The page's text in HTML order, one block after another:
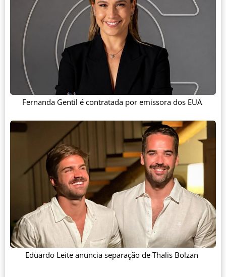
Fernanda Gentil é contratada por emissora dos EUA
Eduardo Leite anuncia separação de Thalis Bolzan